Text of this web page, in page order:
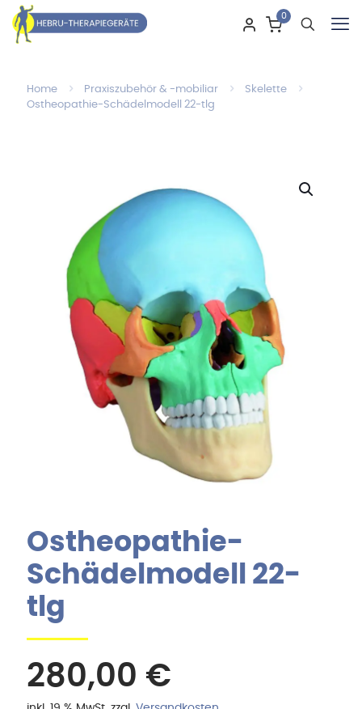
0
Home Praxiszubehör & -mobiliar
Skelette
Ostheopathie-Schädelmodell 22-tlg
Ostheopathie-
Schädelmodell 22-
tlg
280,00 €